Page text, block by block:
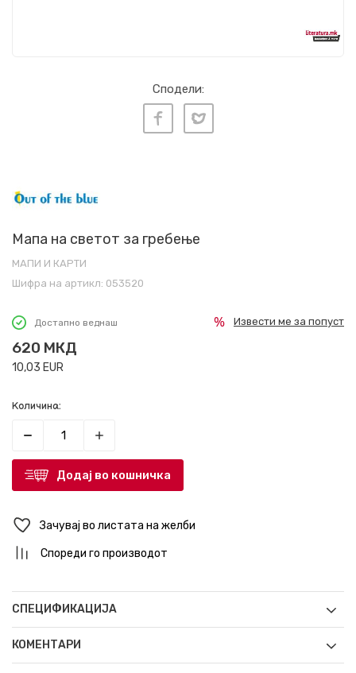
Сподели:
Мапа на светот за гребење
МАПИ И КАРТИ
Шифра на артикл: 053520
Достапно веднаш
620 МКД
10,03 EUR
Извести ме за попуст
Количина:
Додај во кошничка
Зачувај во листата на желби
Спореди го производот
СПЕЦИФИКАЦИЈА
КОМЕНТАРИ